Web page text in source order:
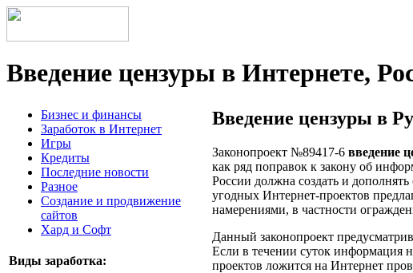
Введение цензуры в Интернете,
Бизнес и финансы
Заработок в Интернет
Игры
Кредиты
Последние новости
Разное
Создание и продвижение
сайтов
Хард и Софт
Виды заработка:
Введение цензуры в
Законопроект №89417-6 введение
как ряд поправок к закону об
России должна создать и
угодных Интернет-проектов
намерениями, в частности
Данный законопроект
Если в течении суток информация
проектов ложится на Интернет